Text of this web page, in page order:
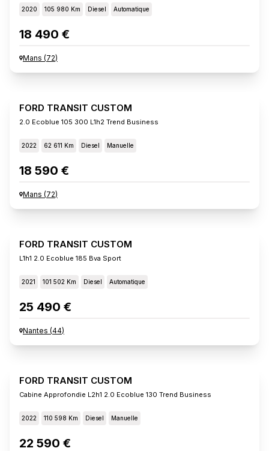
2020 105 980 Km Diesel Automatique
18 490 €
Mans (72)
FORD TRANSIT CUSTOM
2.0 Ecoblue 105 300 L1h2 Trend Business
2022 62 611 Km Diesel Manuelle
18 590 €
Mans (72)
FORD TRANSIT CUSTOM
L1h1 2.0 Ecoblue 185 Bva Sport
2021 101 502 Km Diesel Automatique
25 490 €
Nantes (44)
FORD TRANSIT CUSTOM
Cabine Approfondie L2h1 2.0 Ecoblue 130 Trend Business
2022 110 598 Km Diesel Manuelle
22 590 €